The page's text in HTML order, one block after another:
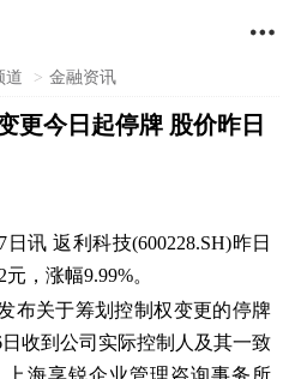

道 > 金融资讯
更今日起停牌 股价昨日
讯 返利科技(600228.SH)昨日
，涨幅9.99%。
布关于筹划控制权变更的停牌
收到公司实际控制人及其一致
海享锐企业管理咨询事务所